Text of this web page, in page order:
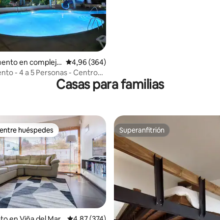
en complejo
en Viña del Mar
Calificación promedio: 4,96 de 5. 364
4,96 (364)
- 4 a 5 Personas - Centro
Casas para familias
huéspedes
huéspedes Superanfitrión
Superanfitrión